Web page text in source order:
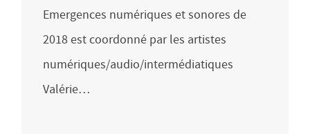
Emergences numériques et sonores de
2018 est coordonné par les artistes
numériques/audio/intermédiatiques
Valérie…